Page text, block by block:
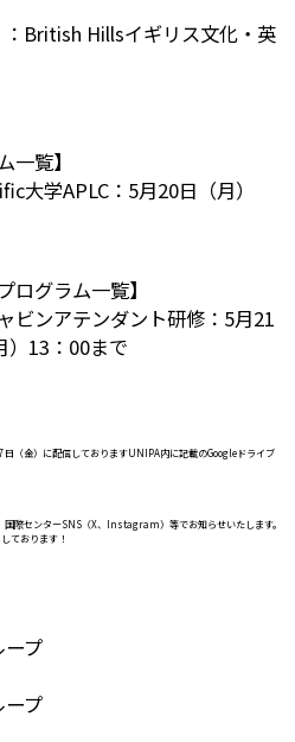
British Hillsイギリス文化・英
一覧】
大学APLC：5月20日（月）
ログラム一覧】
ビンアテンダント研修：5月21
）13：00まで
（金）に配信しておりますUNIPA内に記載のGoogleドライブ
際センターSNS（X、Instagram）等でお知らせいたします。
ております！
プ
プ